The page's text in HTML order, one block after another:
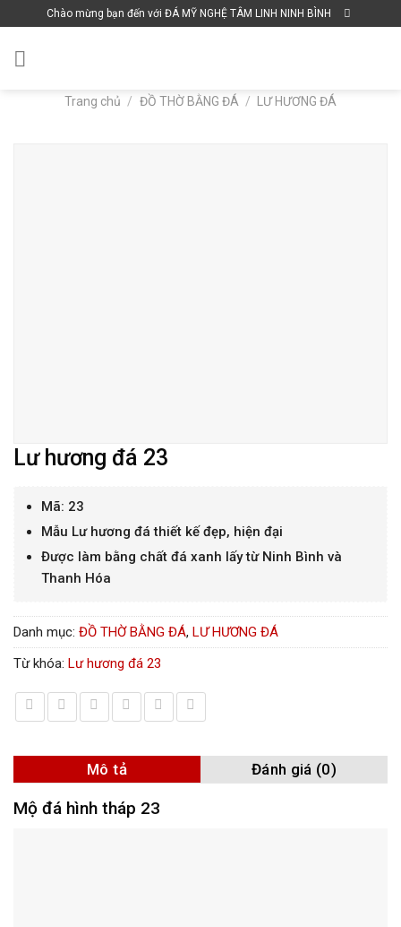
to
content
Chào mừng bạn đến với ĐÁ MỸ NGHỆ TÂM LINH NINH BÌNH
Trang chủ / ĐỒ THỜ BẰNG ĐÁ / LƯ HƯƠNG ĐÁ
Lư hương đá 23
Mã: 23
Mẫu Lư hương đá thiết kế đẹp, hiện đại
Được làm bằng chất đá xanh lấy từ Ninh Bình và
Thanh Hóa
Danh mục: ĐỒ THỜ BẰNG ĐÁ, LƯ HƯƠNG ĐÁ
Từ khóa: Lư hương đá 23
Mô tả Đánh giá (0)
Mộ đá hình tháp 23